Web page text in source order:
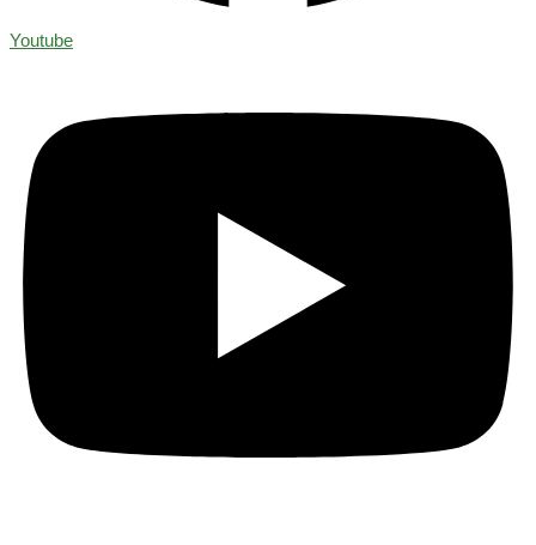
Youtube